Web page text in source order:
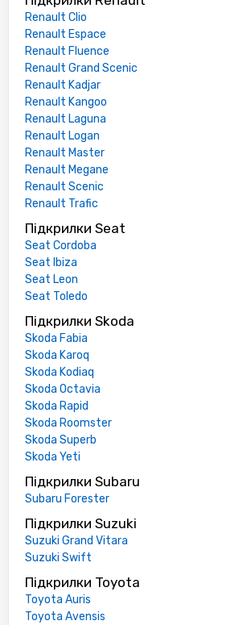
Renault Clio
Renault Espace
Renault Fluence
Renault Grand Scenic
Renault Kadjar
Renault Kangoo
Renault Laguna
Renault Logan
Renault Master
Renault Megane
Renault Scenic
Renault Trafic
Підкрилки Seat
Seat Cordoba
Seat Ibiza
Seat Leon
Seat Toledo
Підкрилки Skoda
Skoda Fabia
Skoda Karoq
Skoda Kodiaq
Skoda Octavia
Skoda Rapid
Skoda Roomster
Skoda Superb
Skoda Yeti
Підкрилки Subaru
Subaru Forester
Підкрилки Suzuki
Suzuki Grand Vitara
Suzuki Swift
Підкрилки Toyota
Toyota Auris
Toyota Avensis